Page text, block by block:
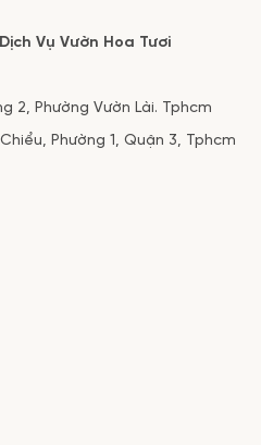
Vụ Vườn Hoa Tươi
2, Phường Vườn Lài. Tphcm
Phường 1, Quận 3, Tphcm